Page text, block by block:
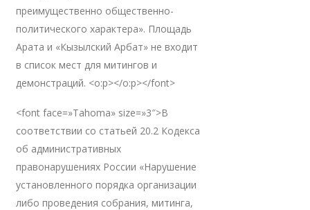
преимущественно общественно-
политического характера». Площадь
Арата и «Кызылский Арбат» не входит
в список мест для митингов и
демонстраций. <o:p></o:p></font>
<font face=»Tahoma» size=»3″>В
соответствии со статьей 20.2 Кодекса
об административных
правонарушениях России «Нарушение
установленного порядка организации
либо проведения собрания, митинга,